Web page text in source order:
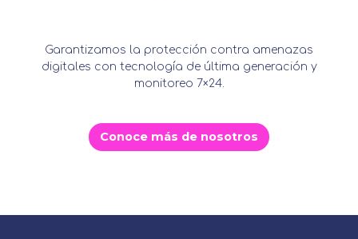
Garantizamos la protección contra amenazas
digitales con tecnología de última generación y
monitoreo 7×24.
Conoce más de nosotros